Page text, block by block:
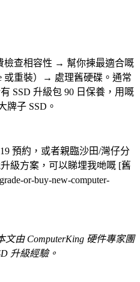
檢查相容性 → 幫你揀最適合嘅
重裝）→ 處理舊硬碟。通常
SSD 升級包 90 日保養，用嘅
牌子 SSD。
預約，或者親臨沙田/灣仔分
級方案，可以睇埋我哋嘅 [舊
or-buy-new-computer-
文由 ComputerKing 硬件專家團
升級經驗。